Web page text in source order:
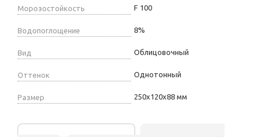
Морозостойкость F 100
Водопоглощение 8%
Вид Облицовочный
Оттенок Однотонный
Размер 250х120х88 мм